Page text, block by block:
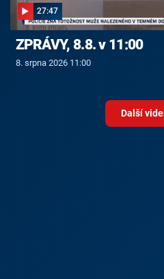
27:47
ZPRÁVY, 8.8. v 11:00
8. srpna 2026 11:00
Další